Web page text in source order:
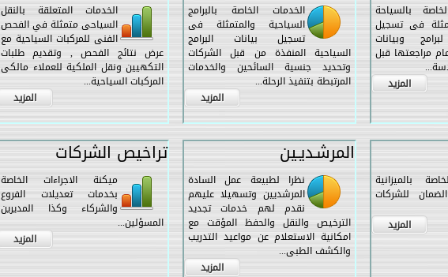
بالسياحة
فى تسجيل
وبيانات
مراجعتها قبل
المزيد
الخدمات الخاصة بالبرامج
السياحية والمتمثلة فى
تسجيل بيانات البرامج
السياحية المنفذة من قبل الشركات
وتحديد جنسية السائحين والخدمات
المرتبطة بتنفيذ الرحلة...
المزيد
الخدمات المتعلقة بالنقل
السياحى متمثلة في الفحص
الفنى للمركبات السياحية مع
عرض نتائج الفحص , وتقديم طلبات
التكهيين ونقل الملكية للعملاء مالكى
المركبات السياحية...
المزيد
بالميزانية
للشركات
المزيد
المرشـديـين
نظرا لطبيعة عمل السادة
المرشديين وتسهيلا عليهم
نقدم لهم خدمات تجديد
الترخيص والنقل والحفظ المؤقت مع
امكانية الاستعلام عن مواعيد التدريب
والكشف الطبى...
المزيد
تراخيص الشركات
ميكنة الاجراءات الخاصة
بخدمات تعديلات الفروع
والشركاء وكذا المديرين
المسؤلين...
المزيد